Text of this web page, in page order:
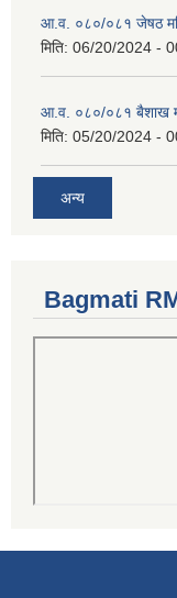
आ.व. ०८०/०८१ जेषठ
मिति: 06/20/2024 -
आ.व. ०८०/०८१ बैशाख
मिति: 05/20/2024 -
अन्य
Bagmati